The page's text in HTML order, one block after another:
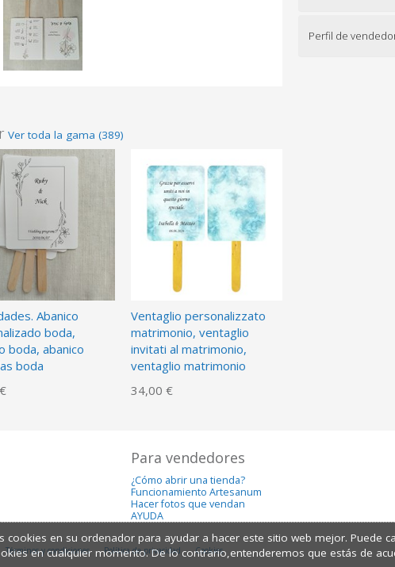
Ver toda la gama (389)
Abanico
boda,
boda, abanico
boda
Ventaglio personalizzato
matrimonio, ventaglio
invitati al matrimonio,
ventaglio matrimonio
34,00 €
Perfil de
Para vendedores
¿Cómo abrir una tienda?
Funcionamiento Artesanum
Hacer fotos que vendan
AYUDA
Términos y condiciones Política de privacidad Cookies
cookies en su ordenador para ayudar a hacer este sitio web mejor. Puede
en cualquier momento. De lo contrario,entenderemos que estás de